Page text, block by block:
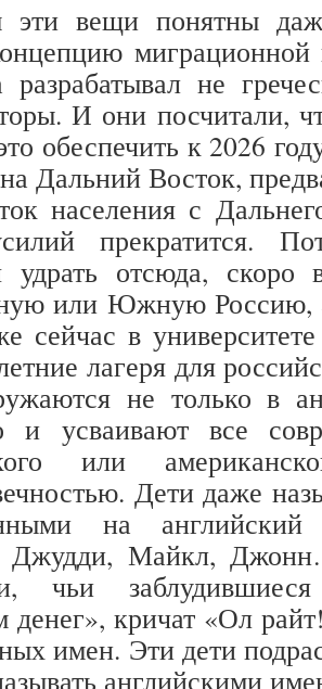
вещи понятны
миграционной
разрабатывал не
И они посчитали,
обеспечить к 2026
Дальний Восток,
населения с
прекратится.
удрать отсюда, скоро
или Южную Россию,
сейчас в
лагеря для
не только в
и усваивают все
или
Дети даже
на
Джудди, Майкл,
чьи
денег», кричат «Ол
имен. Эти дети
английскими